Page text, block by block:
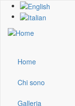
Skip
content
Main
navigation
Home
Chi sono
Galleria